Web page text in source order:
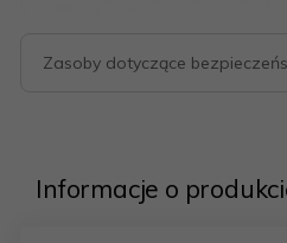
Zasoby dotyczące
Informacje o